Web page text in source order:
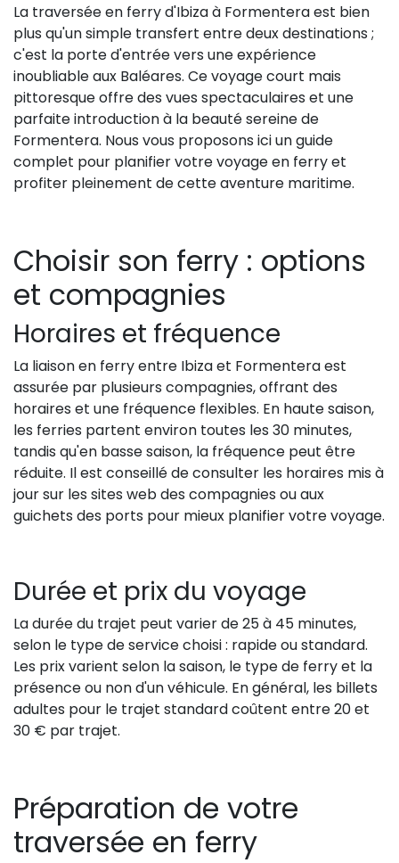
La traversée en ferry d'Ibiza à Formentera est bien
plus qu'un simple transfert entre deux destinations ;
c'est la porte d'entrée vers une expérience
inoubliable aux Baléares. Ce voyage court mais
pittoresque offre des vues spectaculaires et une
parfaite introduction à la beauté sereine de
Formentera. Nous vous proposons ici un guide
complet pour planifier votre voyage en ferry et
profiter pleinement de cette aventure maritime.
Choisir son ferry : options
et compagnies
Horaires et fréquence
La liaison en ferry entre Ibiza et Formentera est
assurée par plusieurs compagnies, offrant des
horaires et une fréquence flexibles. En haute saison,
les ferries partent environ toutes les 30 minutes,
tandis qu'en basse saison, la fréquence peut être
réduite. Il est conseillé de consulter les horaires mis à
jour sur les sites web des compagnies ou aux
guichets des ports pour mieux planifier votre voyage.
Durée et prix du voyage
La durée du trajet peut varier de 25 à 45 minutes,
selon le type de service choisi : rapide ou standard.
Les prix varient selon la saison, le type de ferry et la
présence ou non d'un véhicule. En général, les billets
adultes pour le trajet standard coûtent entre 20 et
30 € par trajet.
Préparation de votre
traversée en ferry